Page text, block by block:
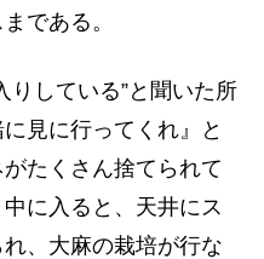
である。
りしている”と聞いた所
見に行ってくれ』と
たくさん捨てられて
に入ると、天井にス
、大麻の栽培が行な